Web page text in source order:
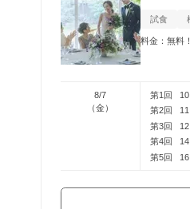
試食
料金：無料
8/7
（金）
第1回
第2回
第3回
第4回
第5回